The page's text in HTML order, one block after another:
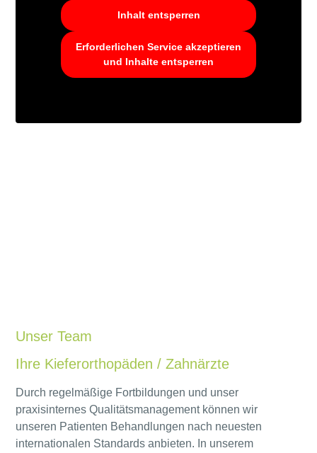
Inhalt entsperren
Erforderlichen Service akzeptieren
und Inhalte entsperren
Unser Team
Ihre Kieferorthopäden / Zahnärzte
Durch regelmäßige Fortbildungen und unser
praxisinternes Qualitätsmanagement können wir
unseren Patienten Behandlungen nach neuesten
internationalen Standards anbieten. In unserem